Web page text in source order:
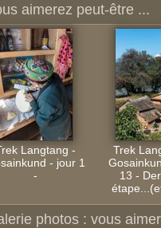
aimerez peut-être ...
Langtang -
- jour 1
-
Trek
13 -
photos : vous